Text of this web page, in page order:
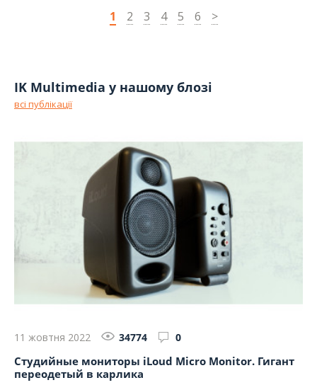
1 2 3 4 5 6 >
IK Multimedia у нашому блозі
11 жовтня 2022 34774 0
Студийные мониторы iLoud Micro Monitor. Гигант
переодетый в карлика
всі публікації